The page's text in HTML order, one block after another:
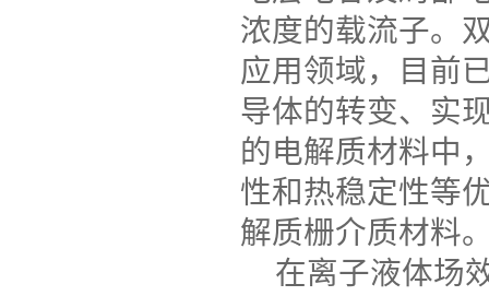
浓度的载流子。
应用领域，目前
导体的转变、实
的电解质材料中
性和热稳定性等
解质栅介质材料
在离子液体场